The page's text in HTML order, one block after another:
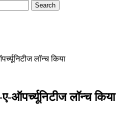
लॉन्‍च किया
लॉन्‍च किया